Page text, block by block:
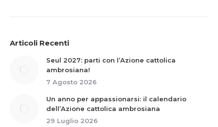
Articoli Recenti
Seul 2027: parti con l’Azione cattolica
ambrosiana!
7 Agosto 2026
Un anno per appassionarsi: il calendario
dell’Azione cattolica ambrosiana
29 Luglio 2026